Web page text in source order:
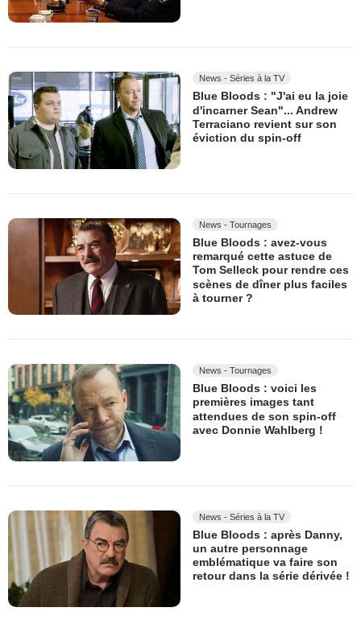
News - Séries à la TV
Blue Bloods : "J'ai eu la joie
d'incarner Sean"... Andrew
Terraciano revient sur son
éviction du spin-off
News - Tournages
Blue Bloods : avez-vous
remarqué cette astuce de
Tom Selleck pour rendre ces
scènes de dîner plus faciles
à tourner ?
News - Tournages
Blue Bloods : voici les
premières images tant
attendues de son spin-off
avec Donnie Wahlberg !
News - Séries à la TV
Blue Bloods : après Danny,
un autre personnage
emblématique va faire son
retour dans la série dérivée !